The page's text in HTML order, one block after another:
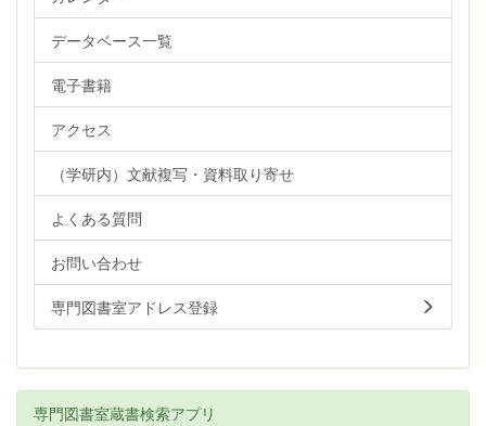
データベース一覧
電子書籍
アクセス
（学研内）文献複写・資料取り寄せ
よくある質問
お問い合わせ
専門図書室アドレス登録
専門図書室蔵書検索アプリ